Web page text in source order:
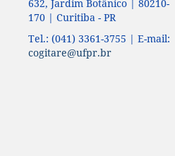
632, Jardim Botânico | 80210-
170 | Curitiba - PR
Tel.: (041) 3361-3755 | E-mail:
cogitare@ufpr.br